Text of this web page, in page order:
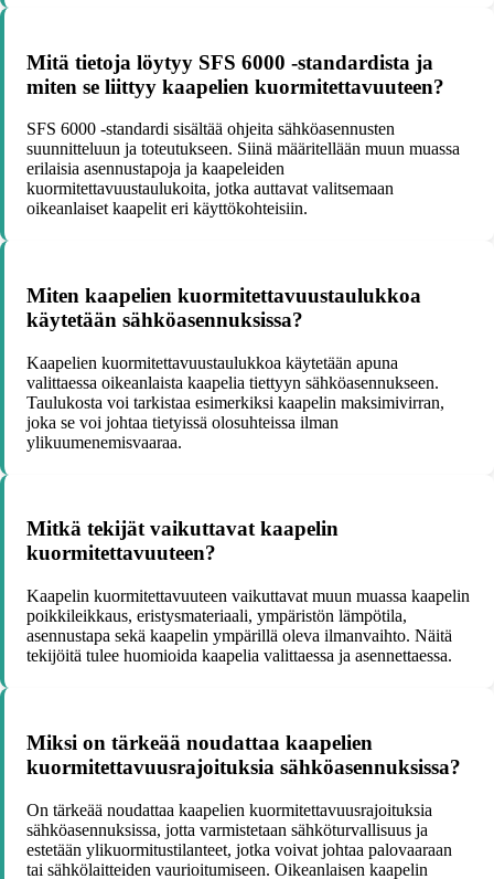
Mitä tietoja löytyy SFS 6000 -standardista ja
miten se liittyy kaapelien kuormitettavuuteen?
SFS 6000 -standardi sisältää ohjeita sähköasennusten
suunnitteluun ja toteutukseen. Siinä määritellään muun muassa
erilaisia asennustapoja ja kaapeleiden
kuormitettavuustaulukoita, jotka auttavat valitsemaan
oikeanlaiset kaapelit eri käyttökohteisiin.
Miten kaapelien kuormitettavuustaulukkoa
käytetään sähköasennuksissa?
Kaapelien kuormitettavuustaulukkoa käytetään apuna
valittaessa oikeanlaista kaapelia tiettyyn sähköasennukseen.
Taulukosta voi tarkistaa esimerkiksi kaapelin maksimivirran,
joka se voi johtaa tietyissä olosuhteissa ilman
ylikuumenemisvaaraa.
Mitkä tekijät vaikuttavat kaapelin
kuormitettavuuteen?
Kaapelin kuormitettavuuteen vaikuttavat muun muassa kaapelin
poikkileikkaus, eristysmateriaali, ympäristön lämpötila,
asennustapa sekä kaapelin ympärillä oleva ilmanvaihto. Näitä
tekijöitä tulee huomioida kaapelia valittaessa ja asennettaessa.
Miksi on tärkeää noudattaa kaapelien
kuormitettavuusrajoituksia sähköasennuksissa?
On tärkeää noudattaa kaapelien kuormitettavuusrajoituksia
sähköasennuksissa, jotta varmistetaan sähköturvallisuus ja
estetään ylikuormitustilanteet, jotka voivat johtaa palovaaraan
tai sähkölaitteiden vaurioitumiseen. Oikeanlaisen kaapelin